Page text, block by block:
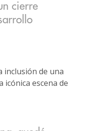
cierre
inclusión de una
escena de